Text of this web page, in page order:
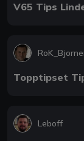
V65 Tips
Topptipset
Leboff